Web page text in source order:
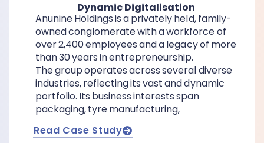
Dynamic Digitalisation
Anunine Holdings is a privately held, family-
owned conglomerate with a workforce of
over 2,400 employees and a legacy of more
than 30 years in entrepreneurship.
The group operates across several diverse
industries, reflecting its vast and dynamic
portfolio. Its business interests span
packaging, tyre manufacturing,
Read Case Study